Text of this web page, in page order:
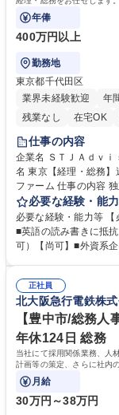
任担当として広く活躍でき
年俸
400万円以上
勤務地
東京都千代田区
業界未経験歓迎
年
残業なし
在宅OK
仕事の内容
企業名 ＳＴＪＡｄｖｉ
名 東京【経理・総務
ファーム 仕事の内容 独立系ECMアドバイザリーファームとして上場前後
の資本市場戦略を設計
バックオフィス業務か
できる環境です。 ■日常経理、月次および年次決算サポート業務 ■本国
（グローバル）との英
業務をお任せします。
を進めやすく定着率の高い環境です。 募集職
出社程度のリモート
必要な経験・能
必要な経験・能力等 【
■英語の読み書きに抵
可）【尚可】■外資系
【働き方について】現
ライフバランスを重視
談可）。【求める人
社内外と円滑にコミュ
歴・資格 学歴：大学
正社員
北大阪急行電鉄株
【豊中市/総務
年休124日 総務
当社にて採用関係業務、人
計画等の策定、さらに社内
般を担当していただきます。
月給
30万円～38万円